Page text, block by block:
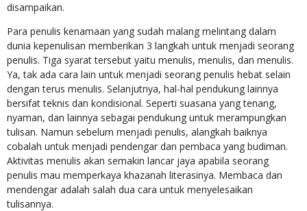
disampaikan.
Para penulis kenamaan yang sudah malang melintang dalam
dunia kepenulisan memberikan 3 langkah untuk menjadi seorang
penulis. Tiga syarat tersebut yaitu menulis, menulis, dan menulis.
Ya, tak ada cara lain untuk menjadi seorang penulis hebat selain
dengan terus menulis. Selanjutnya, hal-hal pendukung lainnya
bersifat teknis dan kondisional. Seperti suasana yang tenang,
nyaman, dan lainnya sebagai pendukung untuk merampungkan
tulisan. Namun sebelum menjadi penulis, alangkah baiknya
cobalah untuk menjadi pendengar dan pembaca yang budiman.
Aktivitas menulis akan semakin lancar jaya apabila seorang
penulis mau memperkaya khazanah literasinya. Membaca dan
mendengar adalah salah dua cara untuk menyelesaikan
tulisannya.